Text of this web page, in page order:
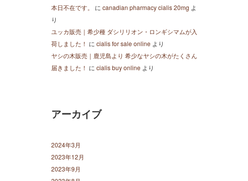
本日不在です。
に canadian pharmacy cialis 20mg よ
り
ユッカ販売｜希少種 ダシリリオン・ロンギシマムが入
荷しました！ に cialis for sale online より
ヤシの木販売｜鹿児島より 希少なヤシの木がたくさん
届きました！ に cialis buy online より
アーカイブ
2024年3月
2023年12月
2023年9月